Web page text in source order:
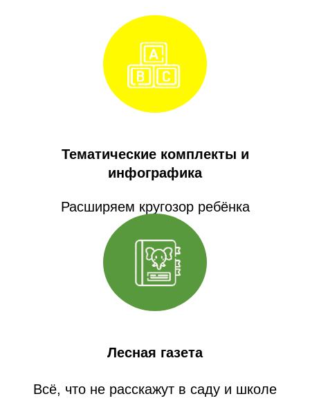
Тематические комплекты и
инфографика
Расширяем кругозор ребёнка
Лесная газета
Всё, что не расскажут в саду и школе